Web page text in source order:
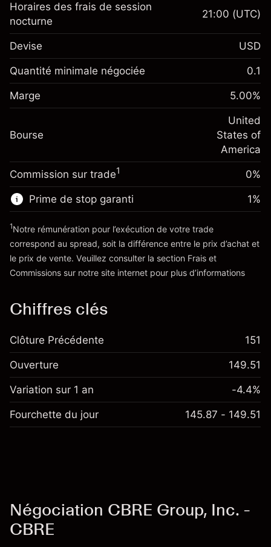
Marge. Votre
investissement
Ajustement des fonds de
Frais sur la valeur totale de la
-0.02154
%
(-$4.31)
Taille de la position avec effet de levier
Valeur nominale avec effet de levier
Marge. Votre
$1,000.00
overnight
position
-0.000682
%
(-$0.14)
Taille de la position avec effet de levier
~$20,000.00
Valeur nominale avec effet de levier
Vers la plateforme
Horaires des frais de session
nocturne
21:00 (UTC)
Devise USD
Quantité minimale négociée 0.1
Marge 5.00%
Bourse
United
States of
America
Commission sur trade1 0%
Prime de stop garanti
'Tarifs et Frais
1%
1Notre rémunération pour l’exécution de votre trade
correspond au spread, soit la différence entre le prix d’achat et
le prix de vente. Veuillez consulter la section Frais et
Commissions sur notre site internet pour plus d’informations
Chiffres clés
Clôture Précédente 151
Ouverture 149.51
Variation sur 1 an -4.4%
Fourchette du jour 145.87 - 149.51
Négociation CBRE Group, Inc. -
CBRE